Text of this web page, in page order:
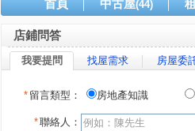
首頁 中古屋(44)
店鋪問答
我要提問 找屋需求 房屋委
* 留言類型： 房地產知識
*聯絡人：